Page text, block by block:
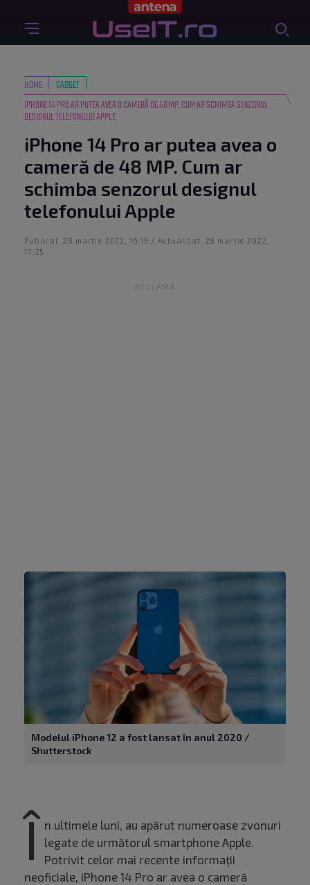
HOME
GADGET
IPHONE 14 PRO AR PUTEA AVEA O CAMERĂ DE 48 MP. CUM AR SCHIMBA SENZORUL
DESIGNUL TELEFONULUI APPLE
iPhone 14 Pro ar putea avea o
cameră de 48 MP. Cum ar
schimba senzorul designul
telefonului Apple
Publicat: 28 martie 2022, 16:15 / Actualizat: 28 martie 2022,
17:25
RECLAMĂ
Modelul iPhone 12 a fost lansat în anul 2020 /
Shutterstock
Î n ultimele luni, au apărut numeroase zvonuri
legate de următorul smartphone Apple.
Potrivit celor mai recente informații
neoficiale, iPhone 14 Pro ar avea o cameră